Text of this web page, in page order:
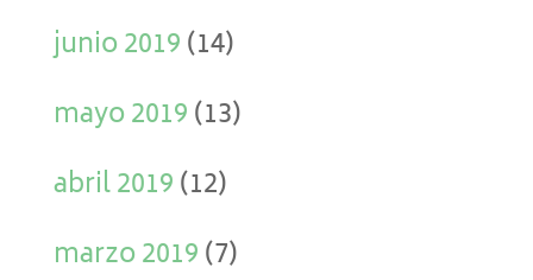
junio 2019(14)
mayo 2019(13)
abril 2019(12)
marzo 2019(7)